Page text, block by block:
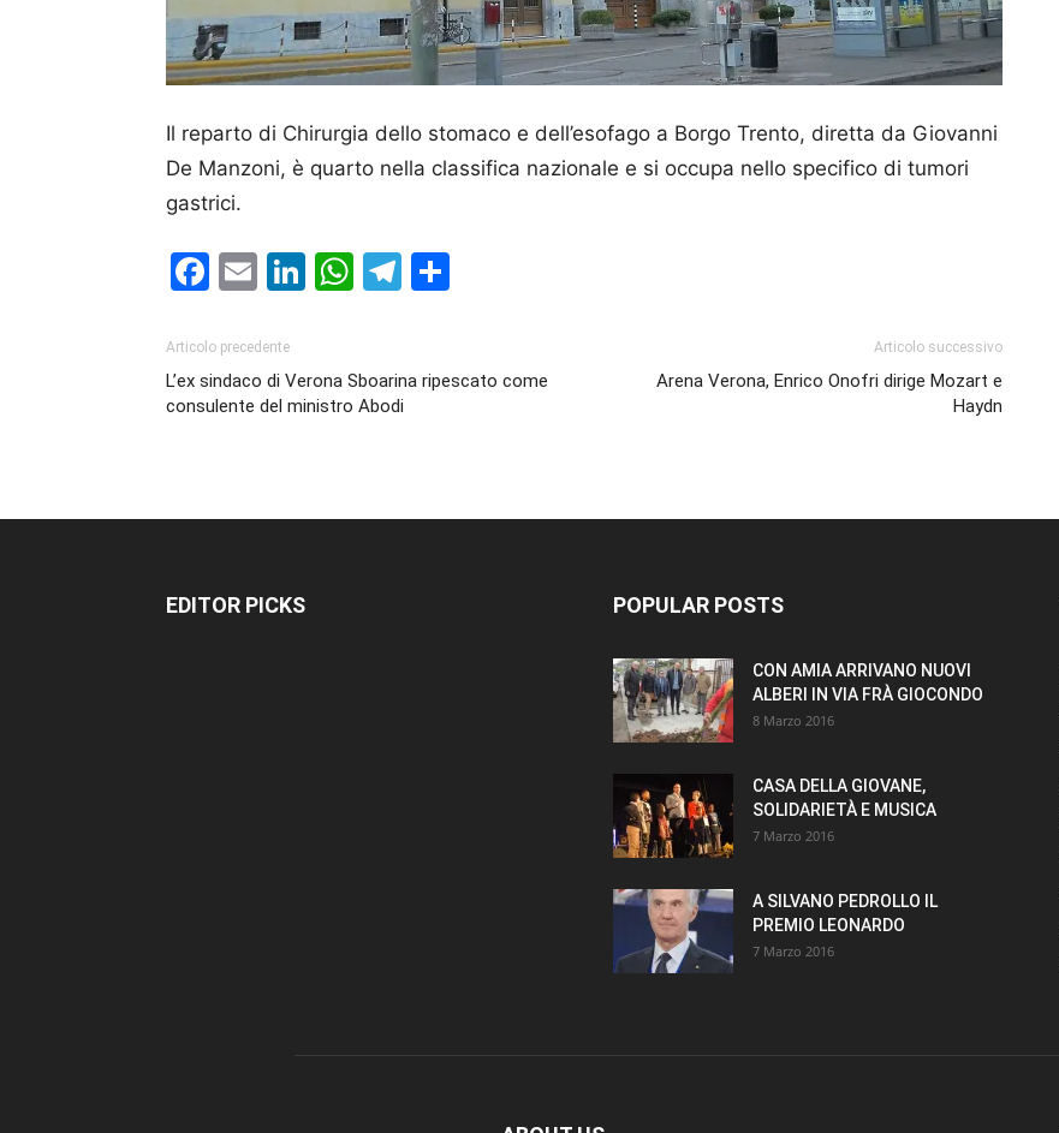
Il reparto di Chirurgia dello stomaco e dell’esofago a Borgo Trento, diretta da Giovanni
De Manzoni, è quarto nella classifica nazionale e si occupa nello specifico di tumori
gastrici.
Facebook
EmailLinkedIn
WhatsApp
Telegram
Articolo precedente
L’ex sindaco di Verona Sboarina ripescato come
consulente del ministro Abodi
Articolo successivo
Arena Verona, Enrico Onofri dirige Mozart e
Haydn
EDITOR PICKS POPULAR POSTS
CON AMIA ARRIVANO NUOVI
ALBERI IN VIA FRÀ GIOCONDO
8 Marzo 2016
CASA DELLA GIOVANE,
SOLIDARIETÀ E MUSICA
7 Marzo 2016
A SILVANO PEDROLLO IL
PREMIO LEONARDO
7 Marzo 2016